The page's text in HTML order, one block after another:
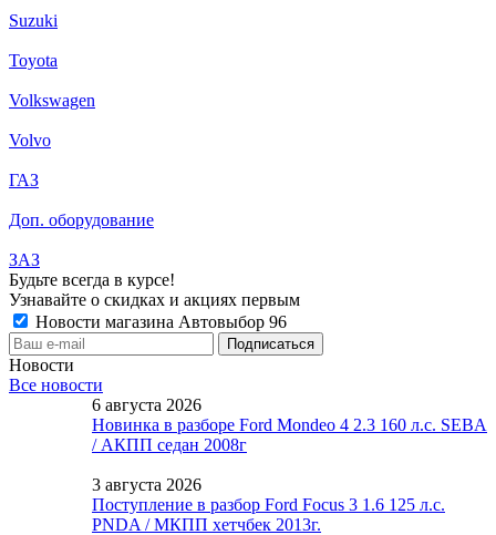
Suzuki
Toyota
Volkswagen
Volvo
ГАЗ
Доп. оборудование
ЗАЗ
Будьте всегда в курсе!
Узнавайте о скидках и акциях первым
Новости магазина Автовыбор 96
Новости
Все новости
6 августа 2026
Новинка в разборе Ford Mondeo 4 2.3 160 л.с. SEBA
/ АКПП седан 2008г
3 августа 2026
Поступление в разбор Ford Focus 3 1.6 125 л.с.
PNDA / МКПП хетчбек 2013г.